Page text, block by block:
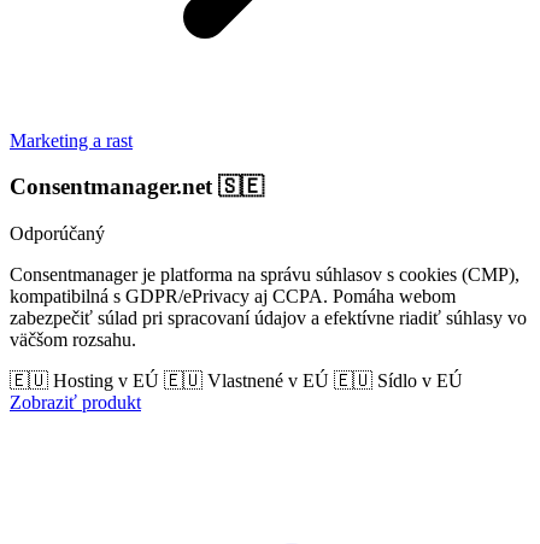
Marketing a rast
Consentmanager.net🇸🇪
Odporúčaný
Consentmanager je platforma na správu súhlasov s cookies (CMP),
kompatibilná s GDPR/ePrivacy aj CCPA. Pomáha webom
zabezpečiť súlad pri spracovaní údajov a efektívne riadiť súhlasy vo
väčšom rozsahu.
🇪🇺 Hosting v EÚ 🇪🇺 Vlastnené v EÚ 🇪🇺 Sídlo v EÚ
Zobraziť produkt